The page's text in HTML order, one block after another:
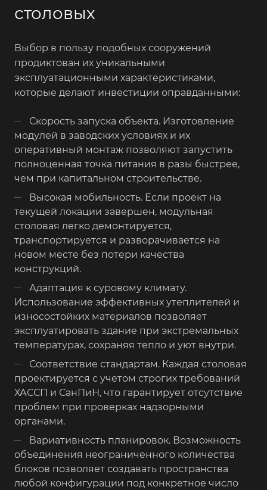
столовых
Выбор в пользу подобных сооружений
продиктован их уникальными
эксплуатационными характеристиками,
которые делают инвестиции оправданными:
Скорость запуска объекта. Изготовление
модулей в заводских условиях и их
оперативный монтаж позволяют запустить
полноценная точка питания в разы быстрее,
чем при капитальном строительстве.
Высокая мобильность. Если проект на
текущей локации завершен, модульная
столовая легко демонтируется,
транспортируется и разворачивается на
новом месте без потери качества
конструкций.
Адаптация к суровому климату.
Использование эффективных утеплителей и
износостойких материалов позволяет
эксплуатировать здание при экстремальных
температурах, сохраняя тепло и уют внутри.
Соответствие стандартам. Каждая столовая
проектируется с учетом строгих требований
ХАССП и СанПиН, что гарантирует отсутствие
проблем при проверках надзорными
органами.
Вариативность планировок. Возможность
объединения неограниченного количества
блоков позволяет создавать пространства
любой конфигурации под конкретное число